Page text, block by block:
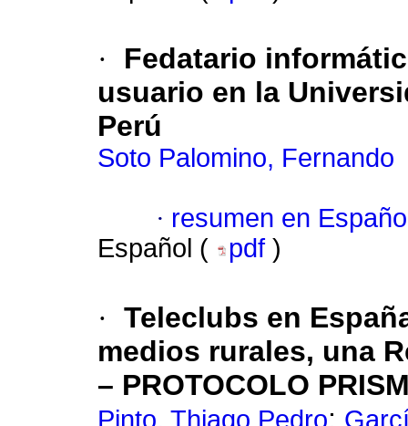
·
Fedatario
usuario en la
Perú
Soto Palomino, Fernando
· resumen en
Español (
pdf )
· Teleclubs en
medios rurales, una
– PROTOCOLO
Pinto, Thiago Pedro;